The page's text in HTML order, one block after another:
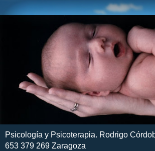
Psicología y Psicoterapia. Rodrigo
653 379 269 Zaragoza